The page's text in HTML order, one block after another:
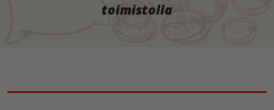
toimistolla